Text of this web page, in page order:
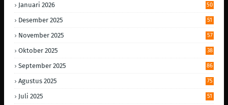
Januari 2026 50
Desember 2025 51
November 2025 57
Oktober 2025 38
September 2025 86
Agustus 2025 75
Juli 2025 51